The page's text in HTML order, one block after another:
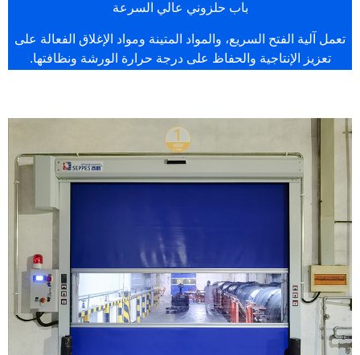
باب حلزوني عالي السرعة
تعمل آلية الفتح السريع، والمواد المتينة ومواد الإغلاق الفعالة على
تعزيز الإنتاجية والحفاظ على درجة حرارة الورشة ونظافتها.